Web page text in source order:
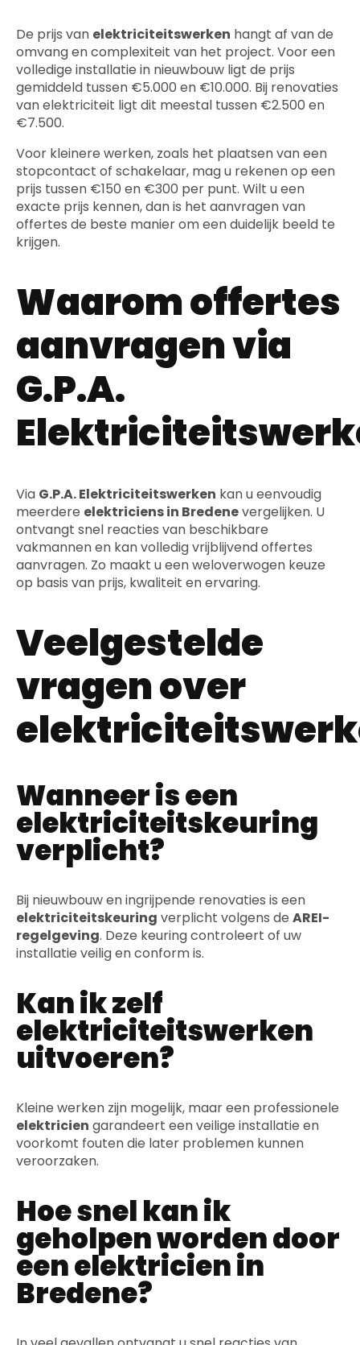
De prijs van elektriciteitswerken hangt af van de
omvang en complexiteit van het project. Voor een
volledige installatie in nieuwbouw ligt de prijs
gemiddeld tussen €5.000 en €10.000. Bij renovaties
van elektriciteit ligt dit meestal tussen €2.500 en
€7.500.
Voor kleinere werken, zoals het plaatsen van een
stopcontact of schakelaar, mag u rekenen op een
prijs tussen €150 en €300 per punt. Wilt u een
exacte prijs kennen, dan is het aanvragen van
offertes de beste manier om een duidelijk beeld te
krijgen.
Waarom offertes
aanvragen via
G.P.A.
Via G.P.A. Elektriciteitswerken kan u eenvoudig
meerdere elektriciens in Bredenevergelijken. U
ontvangt snel reacties van beschikbare
vakmannen en kan volledig vrijblijvend offertes
aanvragen. Zo maakt u een weloverwogen keuze
op basis van prijs, kwaliteit en ervaring.
Veelgestelde
vragen over
Wanneer is een
elektriciteitskeuring
verplicht?
Bij nieuwbouw en ingrijpende renovaties is een
elektriciteitskeuring verplicht volgens de AREI-
regelgeving. Deze keuring controleert of uw
installatie veilig en conform is.
Kan ik zelf
elektriciteitswerken
uitvoeren?
Kleine werken zijn mogelijk, maar een professionele
elektricien garandeert een veilige installatie en
voorkomt fouten die later problemen kunnen
veroorzaken.
Hoe snel kan ik
geholpen worden door
een elektricien in
Bredene?